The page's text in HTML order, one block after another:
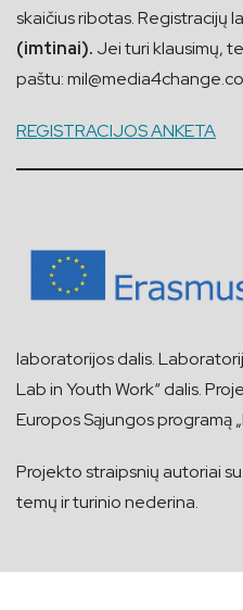
skaičius ribotas. Registracijų
(imtinai). Jei turi klausimų,
paštu:mil@media4change.co
REGISTRACIJOS ANKETA
laboratorijos dalis.
Lab in Youth Work“ dalis.
Europos Sąjungos programą
Projekto straipsnių autoriai
temų ir turinio nederina.